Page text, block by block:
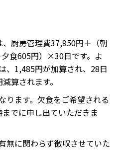
、厨房管理費37,950円＋（朝
食605円）×30日です。よ
、1,485円が加算され、28日
算されます。
ります。欠食をご希望される
でに申し出ていただきま
無に関わらず徴収させていた